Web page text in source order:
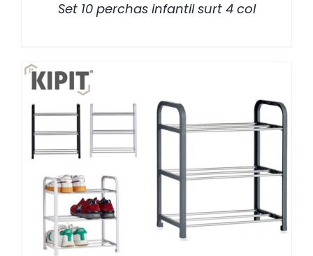
Set 10 perchas infantil surt 4 col
DETALLES